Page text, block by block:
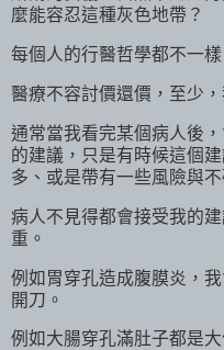
麼能容忍這種灰色地帶？
每個人的行醫哲學都不一樣
醫療不容討價還價，至少
通常當我看完某個病人後
的建議，只是有時候這個
多、或是帶有一些風險與不
病人不見得都會接受我的
重。
例如胃穿孔造成腹膜炎，
開刀。
例如大腸穿孔滿肚子都是